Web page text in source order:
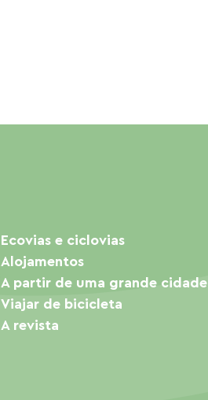
Ecovias e ciclovias
Alojamentos
A partir de uma grande cidade
Viajar de bicicleta
A revista